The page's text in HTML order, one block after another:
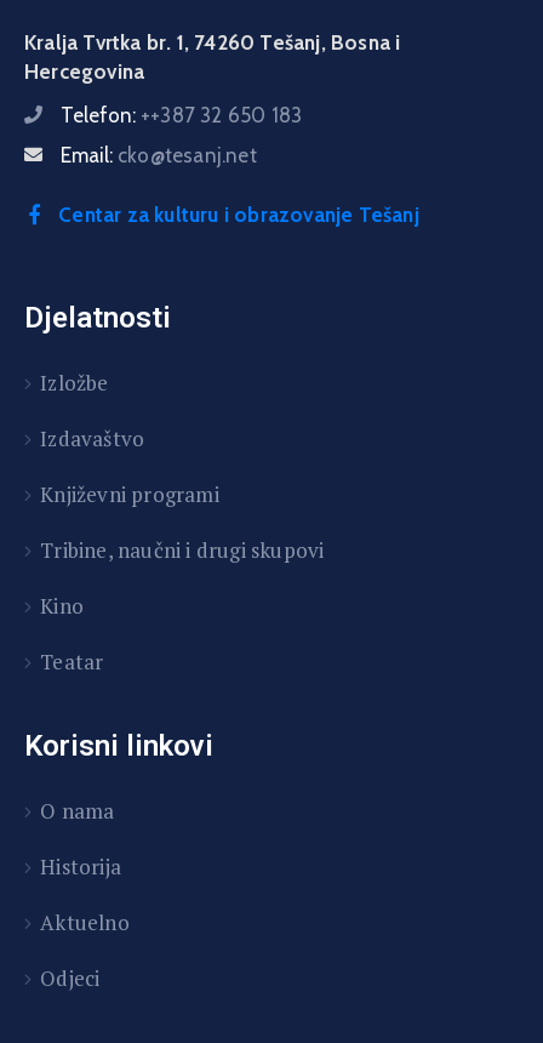
Kralja Tvrtka br. 1, 74260 Tešanj, Bosna i
Hercegovina
Telefon: ++387 32 650 183
Email: cko@tesanj.net
Centar za kulturu i obrazovanje Tešanj
Djelatnosti
Izložbe
Izdavaštvo
Književni programi
Tribine, naučni i drugi skupovi
Kino
Teatar
Korisni linkovi
O nama
Historija
Aktuelno
Odjeci